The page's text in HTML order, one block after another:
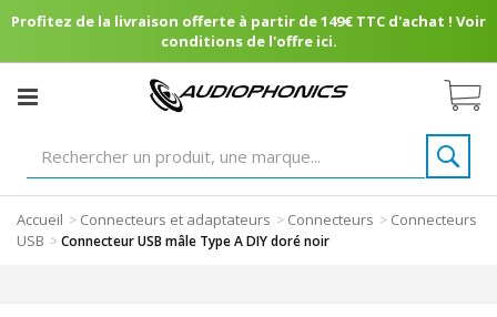
Profitez de la livraison offerte à partir de 149€ TTC d'achat ! Voir
conditions de l'offre ici.
Accueil > Connecteurs et adaptateurs > Connecteurs > Connecteurs
USB >Connecteur USB mâle Type A DIY doré noir